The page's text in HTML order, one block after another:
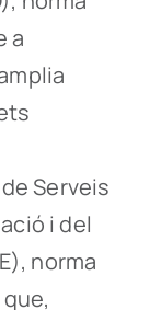
a
Serveis
i del
norma